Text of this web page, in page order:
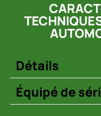
Détails
Équipé de